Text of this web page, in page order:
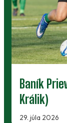
Baník
Králik)
29. júla 2026